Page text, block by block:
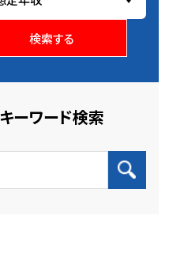
検索する
キーワード検索